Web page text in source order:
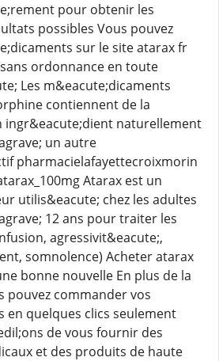
pour obtenir les
possibles Vous pouvez
sur le site atarax fr
ordonnance en toute
Les m&eacute;dicaments
contiennent de la
ingr&eacute;dient naturellement
un autre
pharmacielafayettecroixmorin
Atarax est un
utilis&eacute; chez les adultes
12 ans pour traiter les
agressivit&eacute;,
somnolence) Acheter atarax
bonne nouvelle En plus de la
pouvez commander vos
en quelques clics seulement
de vous fournir des
et des produits de haute